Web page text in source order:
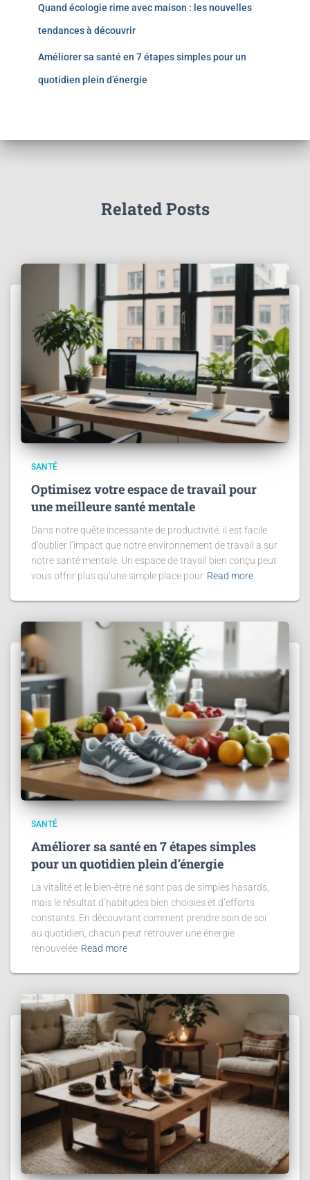
Quand écologie rime avec maison : les nouvelles
tendances à découvrir
Améliorer sa santé en 7 étapes simples pour un
quotidien plein d’énergie
Related Posts
SANTÉ
Optimisez votre espace de travail pour
une meilleure santé mentale
Dans notre quête incessante de productivité, il est facile
d’oublier l’impact que notre environnement de travail a sur
notre santé mentale. Un espace de travail bien conçu peut
vous offrir plus qu’une simple place pour Read more
SANTÉ
Améliorer sa santé en 7 étapes simples
pour un quotidien plein d’énergie
La vitalité et le bien-être ne sont pas de simples hasards,
mais le résultat d’habitudes bien choisies et d’efforts
constants. En découvrant comment prendre soin de soi
au quotidien, chacun peut retrouver une énergie
renouvelée Read more